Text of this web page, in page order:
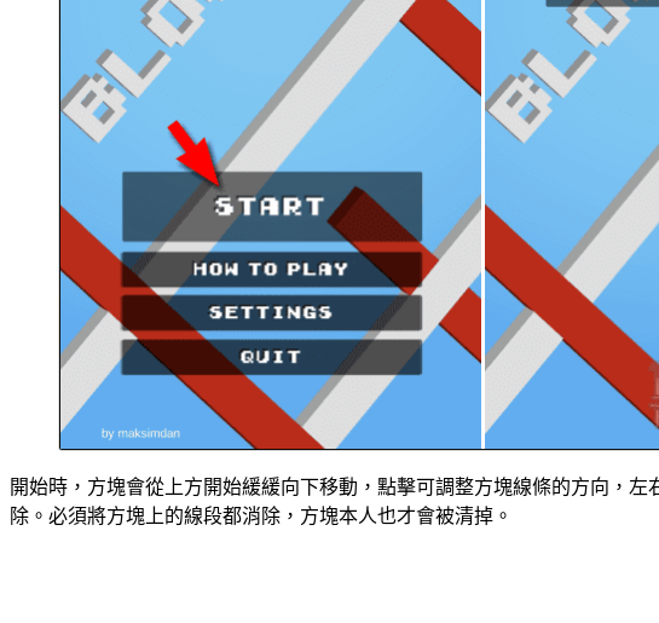
開始時，方塊會從上方開始緩緩向下移動，點擊可調整方塊線條的方向，
除。必須將方塊上的線段都消除，方塊本人也才會被清掉。